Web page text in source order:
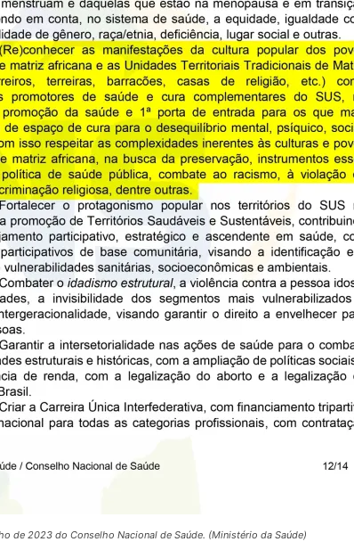
de 2023 do Conselho Nacional de Saúde. (Ministério da Saúde)